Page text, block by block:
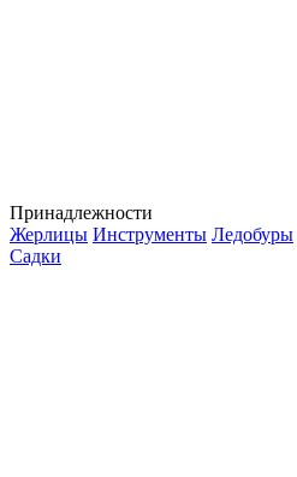
Принадлежности
Жерлицы Инструменты Ледобуры
Садки